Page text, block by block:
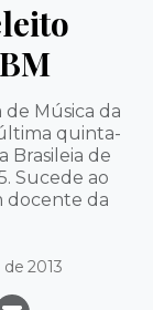
Música da
quinta-
Brasileia de
Sucede ao
docente da
2013